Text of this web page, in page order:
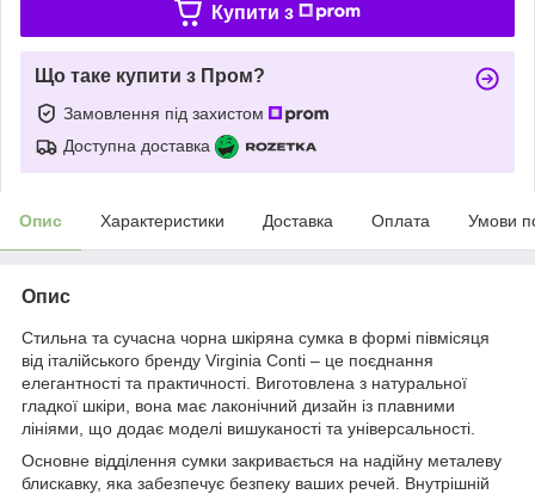
Купити з
Що таке купити з Пром?
Замовлення під захистом
Доступна доставка
Опис Характеристики Доставка Оплата Умови
Опис
Стильна та сучасна чорна шкіряна сумка в формі півмісяця
від італійського бренду Virginia Conti – це поєднання
елегантності та практичності. Виготовлена з натуральної
гладкої шкіри, вона має лаконічний дизайн із плавними
лініями, що додає моделі вишуканості та універсальності.
Основне відділення сумки закривається на надійну металеву
блискавку, яка забезпечує безпеку ваших речей. Внутрішній